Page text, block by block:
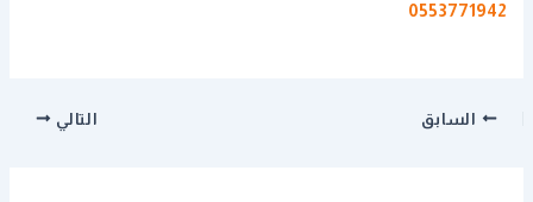
0553771942
السابق التالي